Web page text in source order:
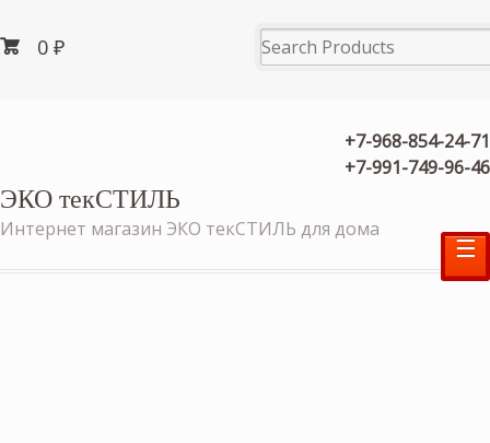
0₽
+7-968-854-24-71
+7-991-749-96-46
ЭКО текСТИЛЬ
Интернет магазин ЭКО текСТИЛЬ для дома
☰